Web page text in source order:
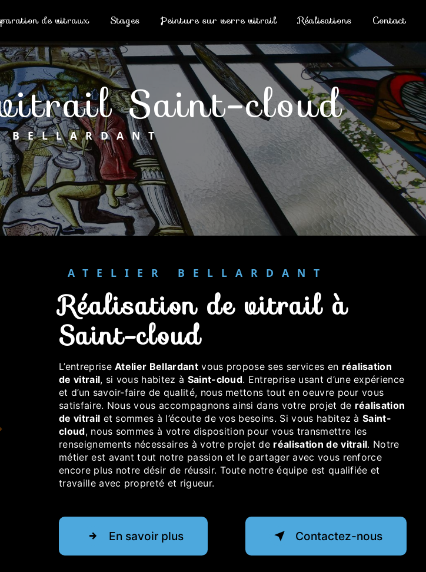
de vitraux Stages Peinture sur verre vitrail Réalisations Contact
Saint-cloud
BELLARDANT
ATELIER BELLARDANT
réalisation de vitrail à
Saint-cloud
L’entrepriseAtelier Bellardantvous propose ses services en réalisation
de vitrail, si vous habitez à Saint-cloud. Entreprise usant d’une expérience
et d’un savoir-faire de qualité, nous mettons tout en oeuvre pour vous
satisfaire. Nous vous accompagnons ainsi dans votre projet de réalisation
de vitrail et sommes à l’écoute de vos besoins. Si vous habitez àSaint-
cloud, nous sommes à votre disposition pour vous transmettre les
renseignements nécessaires à votre projet de réalisation de vitrail. Notre
métier est avant tout notre passion et le partager avec vous renforce
encore plus notre désir de réussir. Toute notre équipe est qualifiée et
travaille avec propreté et rigueur.
En savoir plus Contactez-nous